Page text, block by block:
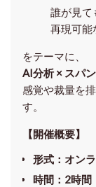
誰が見て
再現可能
をテーマに、
AI分析 × スパ
感覚や裁量を
す。
【開催概要】
形式：オン
時間：2時間